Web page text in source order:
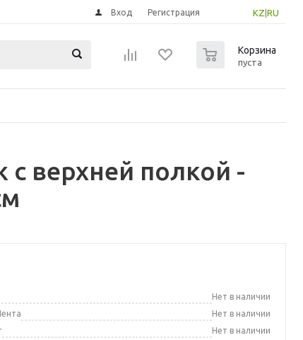
KZ RU
Вход Регистрация
Корзина
пуста
с верхней полкой -
Нет в наличии
Нет в наличии
Нет в наличии